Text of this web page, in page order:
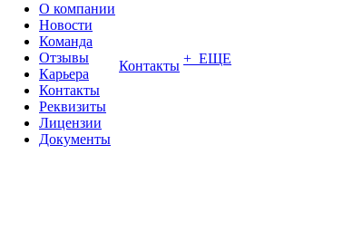
О компании
Новости
Команда
Отзывы
Карьера
Контакты
Реквизиты
Лицензии
Документы
Контакты + ЕЩЕ